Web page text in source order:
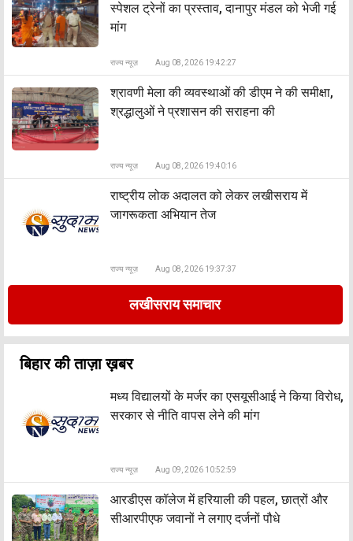
स्पेशल ट्रेनों का प्रस्ताव, दानापुर मंडल को भेजी गई
मांग
राज्य न्यूज़ Aug 08, 2026 19:42:27
श्रावणी मेला की व्यवस्थाओं की डीएम ने की समीक्षा,
श्रद्धालुओं ने प्रशासन की सराहना की
राज्य न्यूज़ Aug 08, 2026 19:40:16
राष्ट्रीय लोक अदालत को लेकर लखीसराय में
जागरूकता अभियान तेज
राज्य न्यूज़ Aug 08, 2026 19:37:37
लखीसराय समाचार
बिहार की ताज़ा ख़बर
मध्य विद्यालयों के मर्जर का एसयूसीआई ने किया विरोध,
सरकार से नीति वापस लेने की मांग
राज्य न्यूज़ Aug 09, 2026 10:52:59
आरडीएस कॉलेज में हरियाली की पहल, छात्रों और
सीआरपीएफ जवानों ने लगाए दर्जनों पौधे